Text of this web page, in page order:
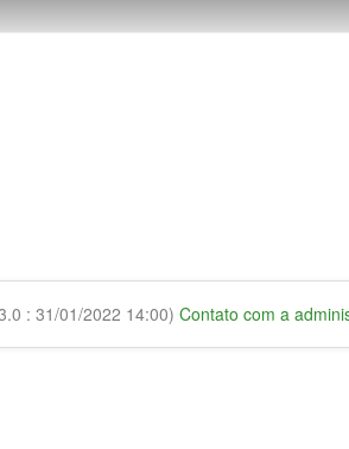
: 31/01/2022 14:00) Contato com a